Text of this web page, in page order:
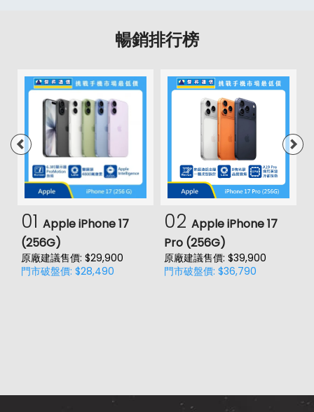
暢銷排行榜
01 Apple iPhone 17
(256G)
原廠建議售價: $29,900
門市破盤價: $28,490
02 Apple iPhone 17
Pro (256G)
原廠建議售價: $39,900
門市破盤價: $36,790